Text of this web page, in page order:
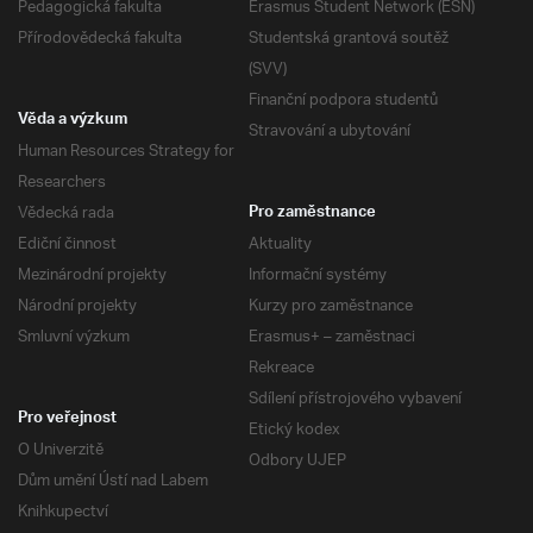
Pedagogická fakulta
Přírodovědecká fakulta
Erasmus Student Network (ESN)
Studentská grantová soutěž
(SVV)
Finanční podpora studentů
Stravování a ubytování
Věda a výzkum
Human Resources Strategy for
Researchers
Vědecká rada
Ediční činnost
Mezinárodní projekty
Národní projekty
Smluvní výzkum
Pro zaměstnance
Aktuality
Informační systémy
Kurzy pro zaměstnance
Erasmus+ – zaměstnaci
Rekreace
Sdílení přístrojového vybavení
Etický kodex
Odbory UJEP
Pro veřejnost
O Univerzitě
Dům umění Ústí nad Labem
Knihkupectví